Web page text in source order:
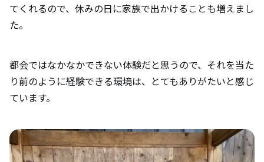
てくれるので、休みの日に家族で出かけることも増えまし
た。
都会ではなかなかできない体験だと思うので、それを当た
り前のように経験できる環境は、とてもありがたいと感じ
ています。